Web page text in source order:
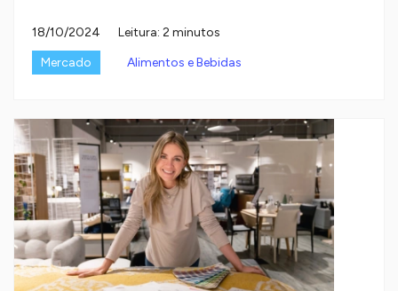
18/10/2024
Leitura: 2 minutos
Mercado
Alimentos e Bebidas